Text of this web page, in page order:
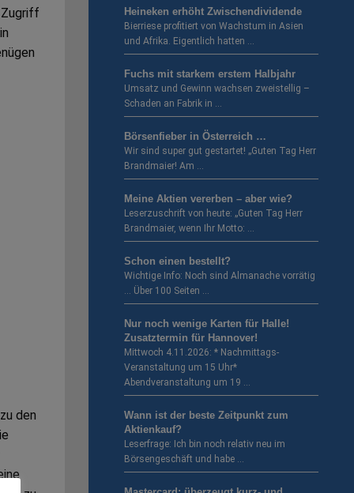
Zugriff
den
Heineken erhöht Zwischendividende
Bierriese profitiert von Wachstum in Asien
und Afrika. Eigentlich hatten …
Fuchs mit starkem erstem Halbjahr
Umsatz und Gewinn wachsen zweistellig –
Schaden an Fabrik in …
Börsenfieber in Österreich …
Wir sind super gut gestartet! „Guten Tag Herr
Brandmaier! Am …
Meine Aktien vererben – aber wie?
Leserzuschrift von heute: „Guten Tag Herr
Brandmaier, wenn Ihr Motto: …
Schon einen bestellt?
Wichtige Info: Noch sind Almanache vorrätig
… Über 100 Seiten …
Nur noch wenige Karten für Halle!
Zusatztermin für Hannover!
Mittwoch 4.11.2026: * Nachmittags-
Veranstaltung um 15 Uhr*
Abendveranstaltung um 19 …
Wann ist der beste Zeitpunkt zum
Aktienkauf?
Leserfrage: Ich bin noch relativ neu im
Börsengeschäft und habe …